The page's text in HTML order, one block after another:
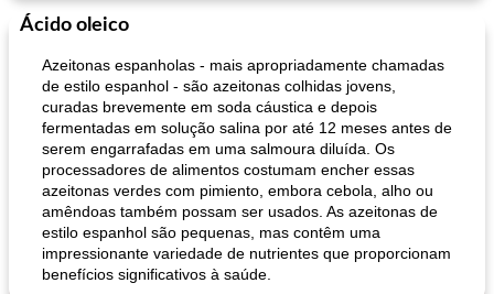
Ácido oleico
Azeitonas espanholas - mais apropriadamente chamadas
de estilo espanhol - são azeitonas colhidas jovens,
curadas brevemente em soda cáustica e depois
fermentadas em solução salina por até 12 meses antes de
serem engarrafadas em uma salmoura diluída. Os
processadores de alimentos costumam encher essas
azeitonas verdes com pimiento, embora cebola, alho ou
amêndoas também possam ser usados. As azeitonas de
estilo espanhol são pequenas, mas contêm uma
impressionante variedade de nutrientes que proporcionam
benefícios significativos à saúde.